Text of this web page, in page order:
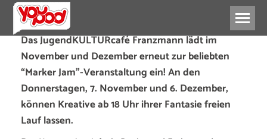
Das JugendKULTURcafé Franzmann lädt im
November und Dezember erneut zur beliebten
“Marker Jam”-Veranstaltung ein! An den
Donnerstagen, 7. November und 6. Dezember,
können Kreative ab 18 Uhr ihrer Fantasie freien
Lauf lassen.